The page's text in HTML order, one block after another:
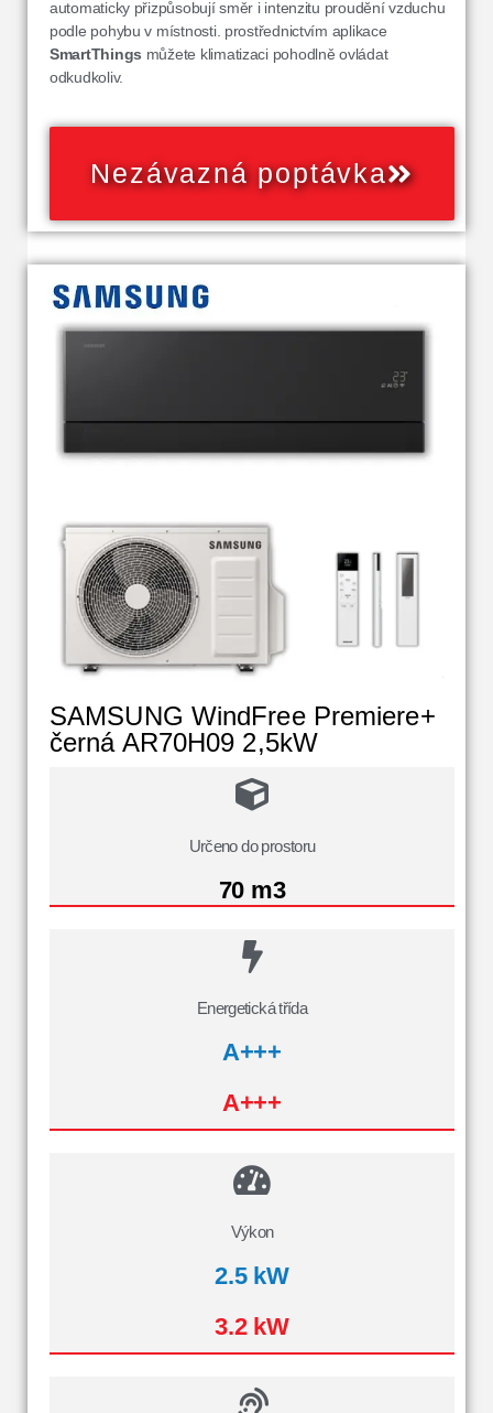
automaticky přizpůsobují směr i intenzitu proudění vzduchu
podle pohybu v místnosti. prostřednictvím aplikace
SmartThings můžete klimatizaci pohodlně ovládat
odkudkoliv.
Nezávazná poptávka
SAMSUNG WindFree Premiere+
černá AR70H09 2,5kW
Určeno do prostoru
70 m3
Energetická třída
A+++
A+++
Výkon
2.5 kW
3.2 kW